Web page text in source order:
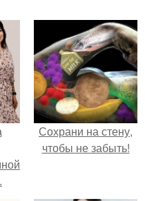
Сохрани на стену,
чтобы не забыть!